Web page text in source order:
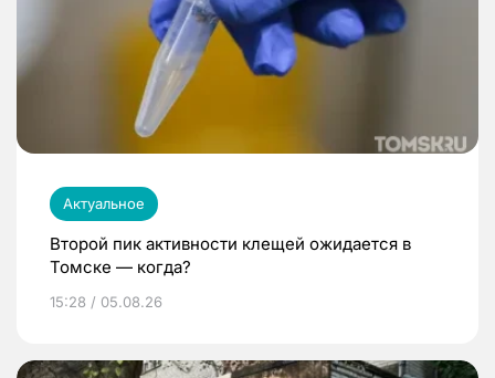
Актуальное
Второй пик активности клещей ожидается в
Томске — когда?
15:28 / 05.08.26